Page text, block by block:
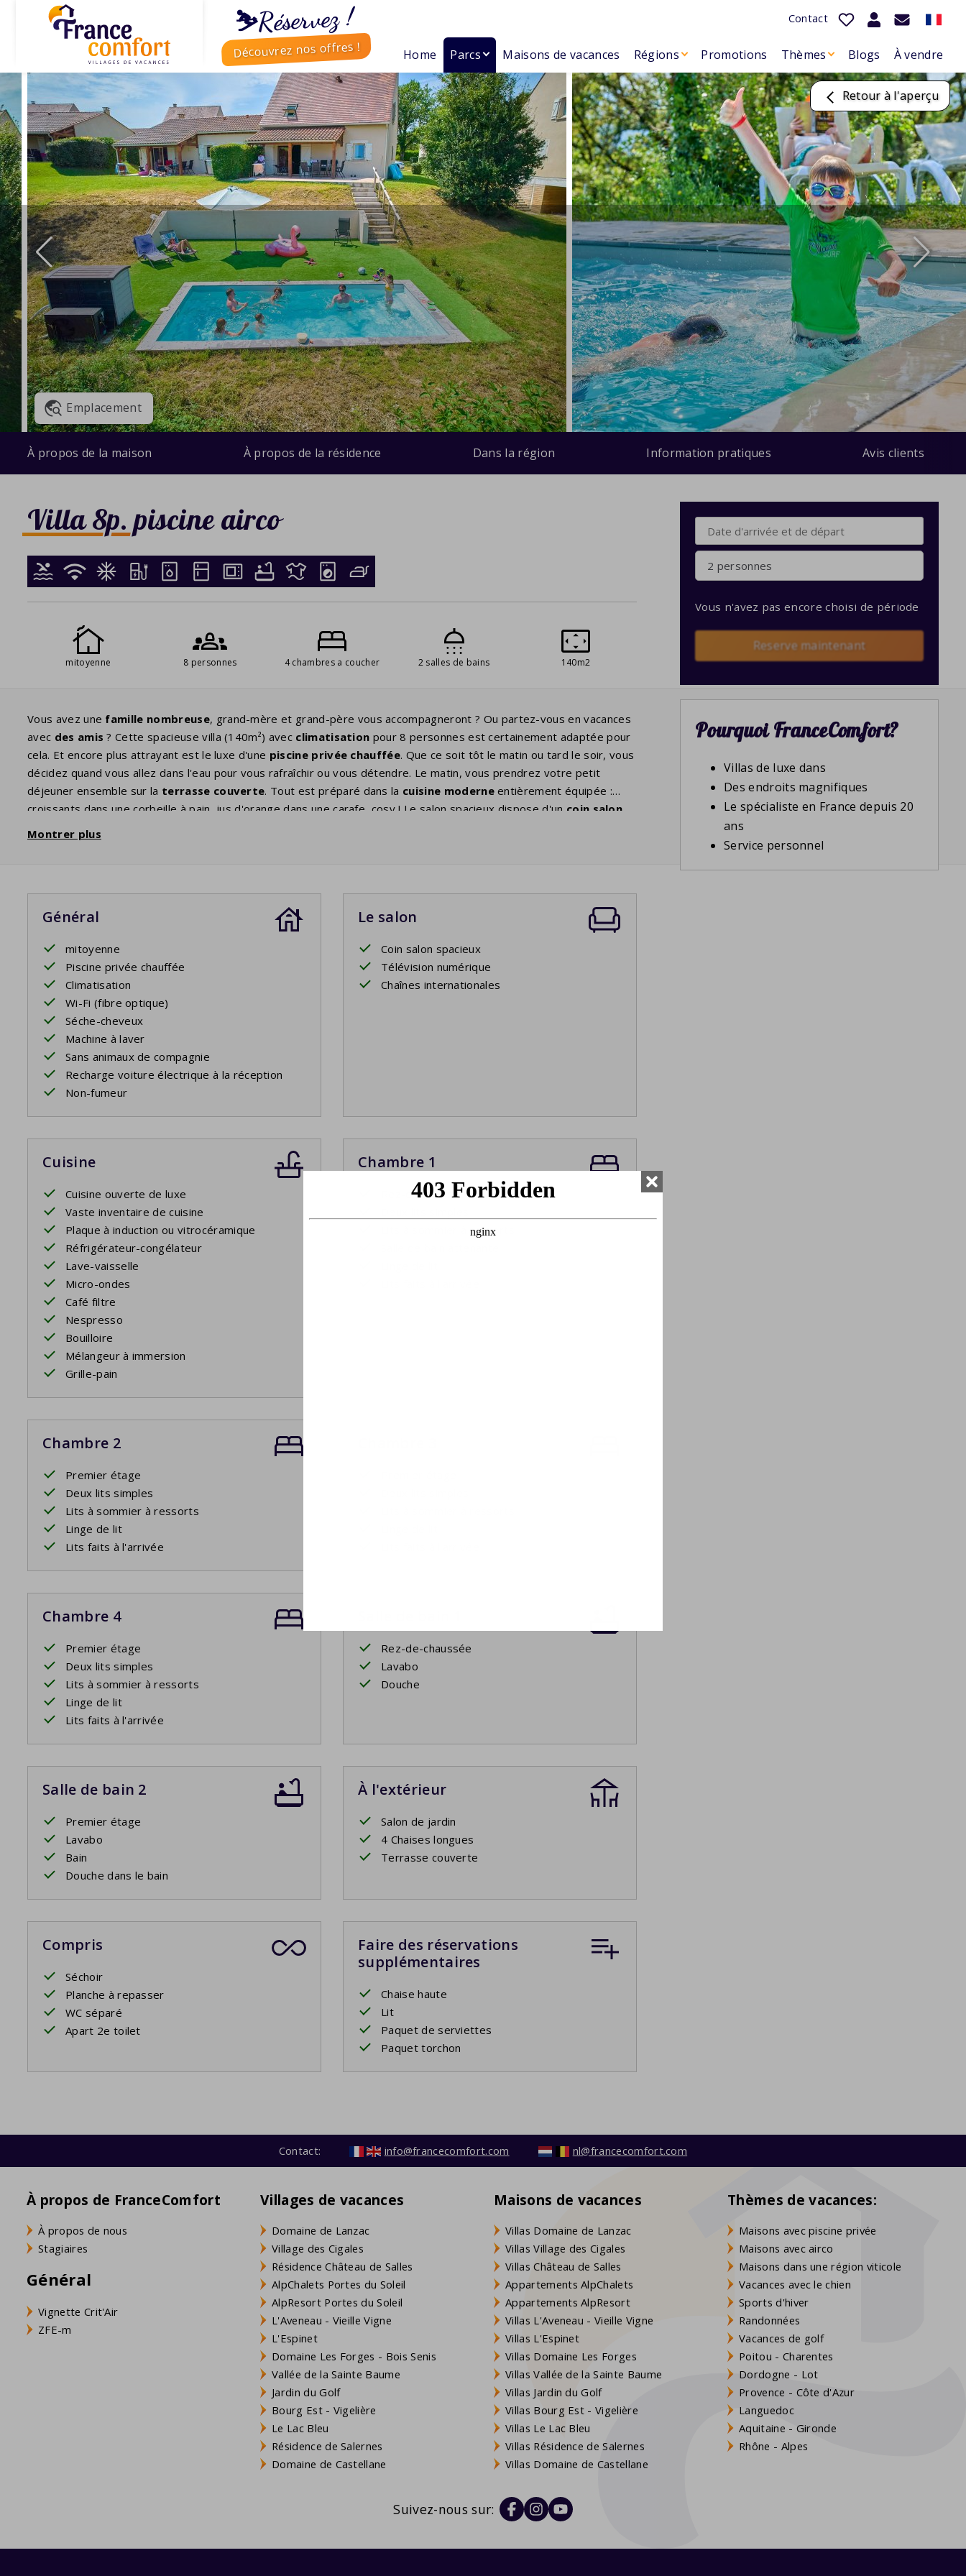
⛷️Réservez !
Découvrez nos offres !
Contact
Home Parcs Maisons de vacances Régions Promotions Thèmes Blogs À vendre
Retour à l'aperçu
Emplacement
À propos de la maison À propos de la résidence Dans la région Information pratiques Avis clients
Villa 8p. piscine airco
mitoyenne 8 personnes 4 chambres a coucher 2 salles de bains 140m2
Vous avez une famille nombreuse, grand-mère et grand-père vous accompagneront ? Ou partez-vous en vacances
avec des amis ? Cette spacieuse villa (140m²) avec climatisation pour 8 personnes est certainement adaptée pour
cela. Et encore plus attrayant est le luxe d'une piscine privée chauffée. Que ce soit tôt le matin ou tard le soir, vous
décidez quand vous allez dans l'eau pour vous rafraîchir ou vous détendre. Le matin, vous prendrez votre petit
déjeuner ensemble sur la terrasse couverte. Tout est préparé dans la cuisine moderneentièrement équipée :
croissants dans une corbeille à pain, jus d'orange dans une carafe, cosy ! Le salon spacieux dispose d'un coin salon
. Regardez la télévision avec
piscine. Le soir, de confortables lits vous attendent pour une bonne nuit de sommeil. Il y en a deux dans les quatre
séparé.
Piscine privée ouverte: 18/4/2026 - 26/9/2026
Montrer plus
Général
mitoyenne
Piscine privée chauffée
Climatisation
Wi-Fi (fibre optique)
Séche-cheveux
Machine à laver
Sans animaux de compagnie
Recharge voiture électrique à la réception
Non-fumeur
Le salon
Coin salon spacieux
Télévision numérique
Chaînes internationales
Cuisine
Cuisine ouverte de luxe
Vaste inventaire de cuisine
Plaque à induction ou vitrocéramique
Réfrigérateur-congélateur
Lave-vaisselle
Micro-ondes
Café filtre
Nespresso
Bouilloire
Mélangeur à immersion
Grille-pain
Chambre 1
Rez-de-chaussée
Lits à sommier à ressorts
Chambre 2
Premier étage
Deux lits simples
Lits à sommier à ressorts
Linge de lit
Lits faits à l'arrivée
Chambre 4
Premier étage
Deux lits simples
Lits à sommier à ressorts
Linge de lit
Lits faits à l'arrivée
Rez-de-chaussée
Lavabo
Douche
Salle de bain 2
Premier étage
Lavabo
Bain
Douche dans le bain
À l'extérieur
Salon de jardin
4 Chaises longues
Terrasse couverte
Compris
Séchoir
Planche à repasser
WC séparé
Apart 2e toilet
Faire des réservations
supplémentaires
Chaise haute
Lit
Paquet de serviettes
Paquet torchon
2 personnes
Vous n'avez pas encore choisi de période
Reserve maintenant
Pourquoi FranceComfort?
Villas de luxe dans
Des endroits magnifiques
Le spécialiste en France depuis 20
ans
Service personnel
Contact: info@francecomfort.com nl@francecomfort.com
À propos de FranceComfort
À propos de nous
Stagiaires
Général
Vignette Crit'Air
ZFE-m
Villages de vacances
Domaine de Lanzac
Village des Cigales
Résidence Château de Salles
AlpChalets Portes du Soleil
AlpResort Portes du Soleil
L'Aveneau - Vieille Vigne
L'Espinet
Domaine Les Forges - Bois Senis
Vallée de la Sainte Baume
Jardin du Golf
Bourg Est - Vigelière
Le Lac Bleu
Résidence de Salernes
Domaine de Castellane
Maisons de vacances
Villas Domaine de Lanzac
Villas Village des Cigales
Villas Château de Salles
Appartements AlpChalets
Appartements AlpResort
Villas L'Aveneau - Vieille Vigne
Villas L'Espinet
Villas Domaine Les Forges
Villas Vallée de la Sainte Baume
Villas Jardin du Golf
Villas Bourg Est - Vigelière
Villas Le Lac Bleu
Villas Résidence de Salernes
Villas Domaine de Castellane
Thèmes de vacances:
Maisons avec piscine privée
Maisons avec airco
Maisons dans une région viticole
Vacances avec le chien
Sports d'hiver
Randonnées
Vacances de golf
Poitou - Charentes
Dordogne - Lot
Provence - Côte d'Azur
Languedoc
Aquitaine - Gironde
Rhône - Alpes
Suivez-nous sur: